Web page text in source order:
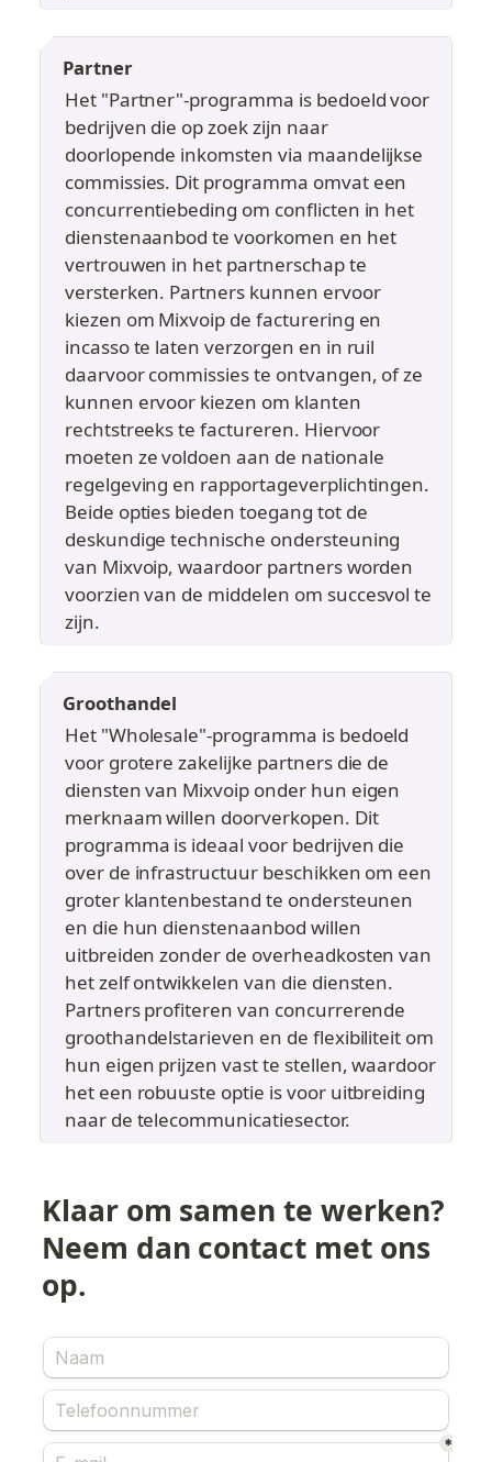
Partner
Het "Partner"-programma is bedoeld voor
bedrijven die op zoek zijn naar
doorlopende inkomsten via maandelijkse
commissies. Dit programma omvat een
concurrentiebeding om conflicten in het
dienstenaanbod te voorkomen en het
vertrouwen in het partnerschap te
versterken. Partners kunnen ervoor
kiezen om Mixvoip de facturering en
incasso te laten verzorgen en in ruil
daarvoor commissies te ontvangen, of ze
kunnen ervoor kiezen om klanten
rechtstreeks te factureren. Hiervoor
moeten ze voldoen aan de nationale
regelgeving en rapportageverplichtingen.
Beide opties bieden toegang tot de
deskundige technische ondersteuning
van Mixvoip, waardoor partners worden
voorzien van de middelen om succesvol te
zijn.
Groothandel
Het "Wholesale"-programma is bedoeld
voor grotere zakelijke partners die de
diensten van Mixvoip onder hun eigen
merknaam willen doorverkopen. Dit
programma is ideaal voor bedrijven die
over de infrastructuur beschikken om een
groter klantenbestand te ondersteunen
en die hun dienstenaanbod willen
uitbreiden zonder de overheadkosten van
het zelf ontwikkelen van die diensten.
Partners profiteren van concurrerende
groothandelstarieven en de flexibiliteit om
hun eigen prijzen vast te stellen, waardoor
het een robuuste optie is voor uitbreiding
naar de telecommunicatiesector.
Klaar om samen te werken?
Neem dan contact met ons
op.